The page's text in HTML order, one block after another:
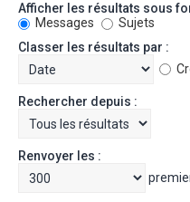
Afficher les résultats sous
Messages
Sujets
Classer les résultats par :
Rechercher depuis :
Renvoyer les :